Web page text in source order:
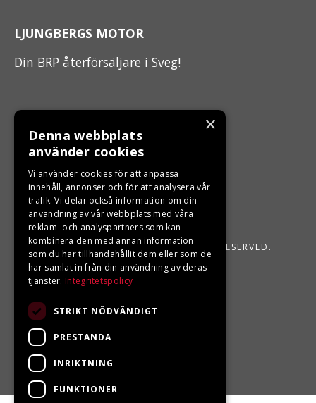
LJUNGBERGS MOTOR
Din BRP återförsäljare i Sveg!
LJUNGBERGS MOTOR 2026. ALL RIGHTS RESERVED.
POWERED BY EMPORI CMS
×
Denna webbplats
använder cookies
Vi använder cookies för att anpassa
innehåll, annonser och för att analysera vår
trafik. Vi delar också information om din
användning av vår webbplats med våra
reklam- och analyspartners som kan
kombinera den med annan information
som du har tillhandahållit dem eller som de
har samlat in från din användning av deras
tjänster. Integritetspolicy
STRIKT NÖDVÄNDIGT
PRESTANDA
INRIKTNING
FUNKTIONER